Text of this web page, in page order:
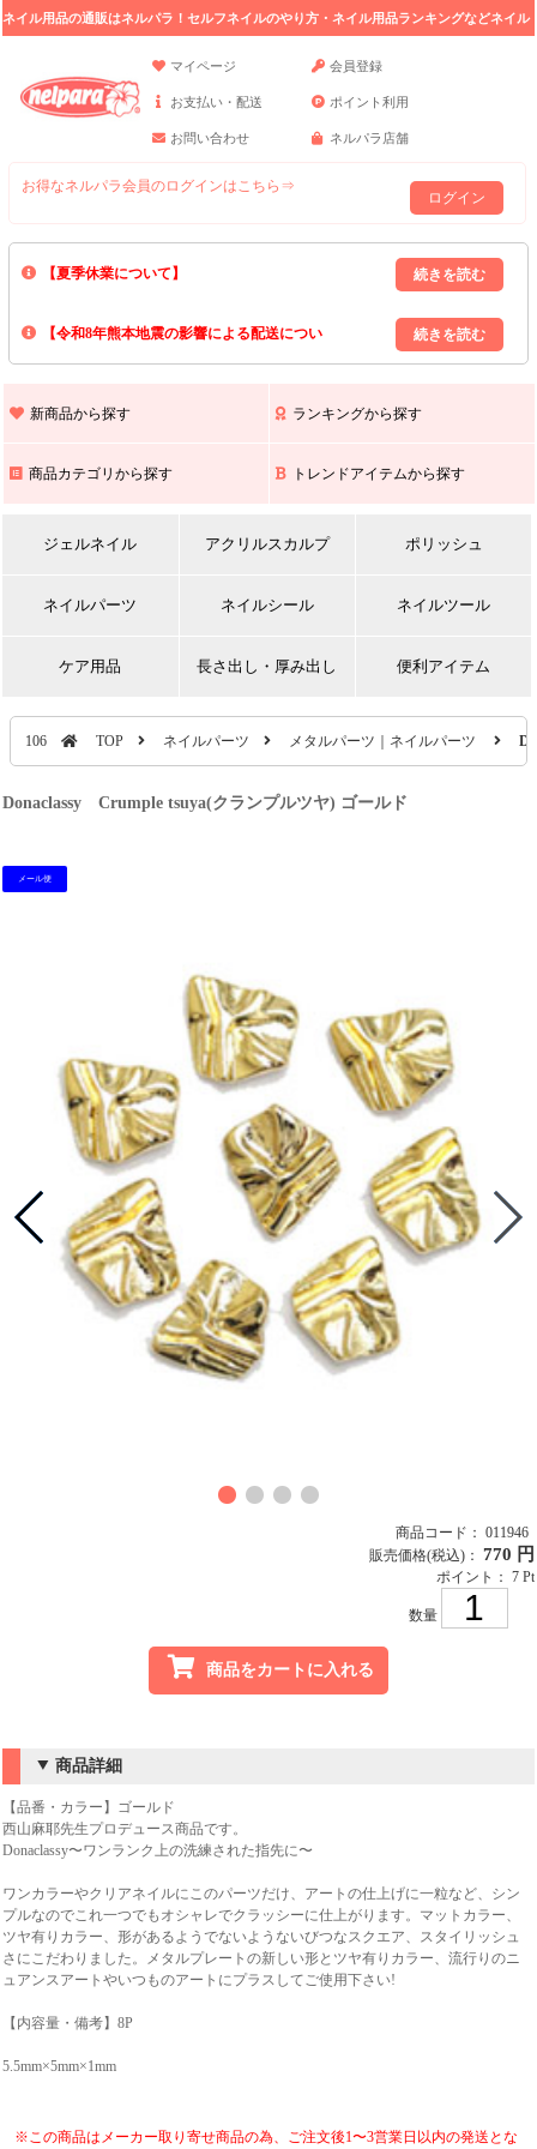
ネイル用品の通販はネルパラ！セルフネイルのやり方・ネイル用品ランキングなどネイル
マイページ
会員登録
お支払い・配送 ポイント利用
お問い合わせ ネルパラ店舗
お得なネルパラ会員のログインはこちら⇒
ログイン
【夏季休業について】
8/13(木)～8/16(日)の間｢出荷業務・お問い合わせ業務｣はお休みいたしま
上記期間中のご注文・お問い合わせは8/17(月)以降の対応となりますので
【令和8年熊本地震の影響による配送につい
また､ 九州全域でお荷物のお届けに遅延が生じております｡
新商品から探す ランキングから探す
商品カテゴリから探す トレンドアイテムから探す
ジェルネイル アクリルスカルプ ポリッシュ
ネイルパーツ ネイルシール ネイルツール
ケア用品 長さ出し・厚み出し 便利アイテム
106 TOP ネイルパーツ メタルパーツ｜ネイルパーツ
Donaclassy Crumple tsuya(クランプルツヤ) ゴールド
メール便
商品コード： 011946
販売価格(税込)： 770 円
ポイント： 7 Pt
数量
商品をカートに入れる
商品詳細
【品番・カラー】ゴールド
西山麻耶先生プロデュース商品です。
Donaclassy〜ワンランク上の洗練された指先に〜
ワンカラーやクリアネイルにこのパーツだけ、アートの仕上げに一粒など、シン
プルなのでこれ一つでもオシャレでクラッシーに仕上がります。マットカラー、
ツヤ有りカラー、形があるようでないようないびつなスクエア、スタイリッシュ
さにこだわりました。メタルプレートの新しい形とツヤ有りカラー、流行りのニ
ュアンスアートやいつものアートにプラスしてご使用下さい!
【内容量・備考】8P
5.5mm×5mm×1mm
※この商品はメーカー取り寄せ商品の為、ご注文後1〜3営業日以内の発送とな